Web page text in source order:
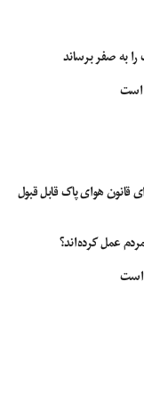
به صفر برساند
است
هوای پاک قابل قبول
عمل کرده‌اند؟
است